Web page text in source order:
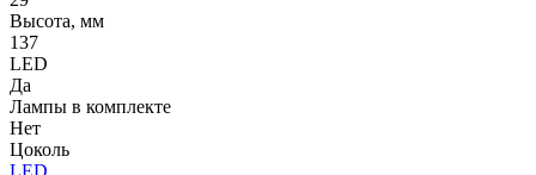
Высота, мм
137
LED
Да
Лампы в комплекте
Нет
Цоколь
LED